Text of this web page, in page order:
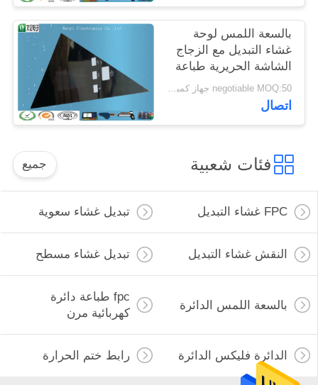
بالسعة اللمس لوحة
غشاء التبديل مع الزجاج
الشاشة الحريرية طباعة
الشاشة
negotiable MOQ:50 جهاز كمبيوتر شخصى
اتصال
فئات شعبية جميع
FPC غشاء التبديل تبديل غشاء سعوية
النقش غشاء التبديل تبديل غشاء مسطح
بالسعة اللمس الدائرة
fpc طباعة دائرة
كهربائية مرن
الدائرة فليكس الدائرة رابط ختم الحرارة